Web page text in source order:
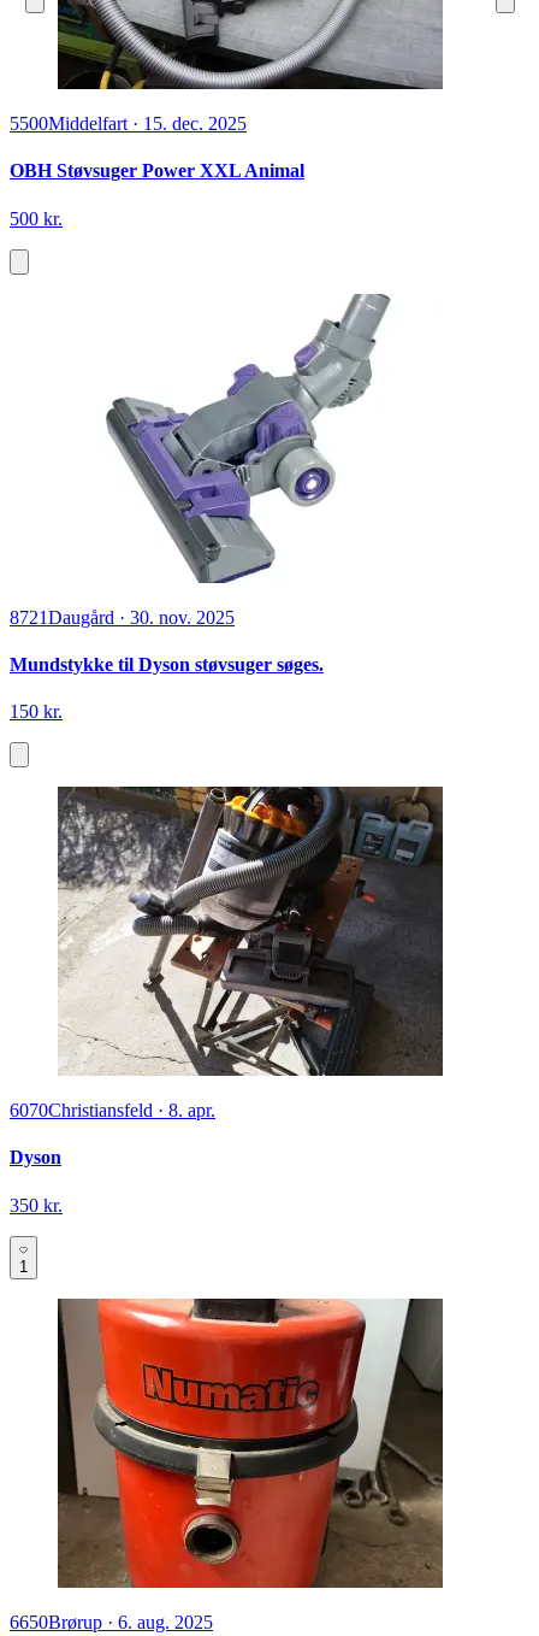
5500Middelfart · 15. dec. 2025
OBH Støvsuger Power XXL Animal
500 kr.
8721Daugård · 30. nov. 2025
Mundstykke til Dyson støvsuger søges.
150 kr.
6070Christiansfeld · 8. apr.
Dyson
350 kr.
1
6650Brørup · 6. aug. 2025